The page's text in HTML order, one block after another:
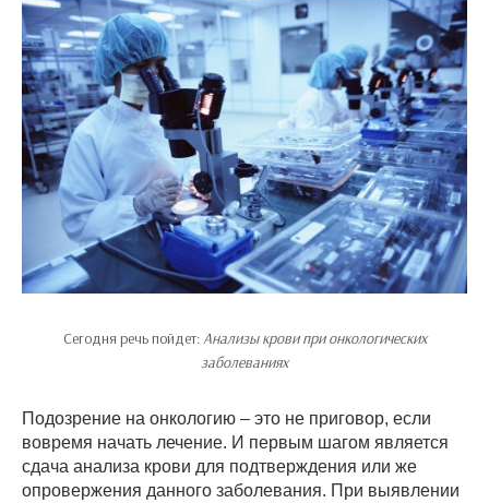
Сегодня речь пойдет:Анализы крови при онкологических
заболеваниях
Подозрение на онкологию – это не приговор, если
вовремя начать лечение. И первым шагом является
сдача анализа крови для подтверждения или же
опровержения данного заболевания. При выявлении